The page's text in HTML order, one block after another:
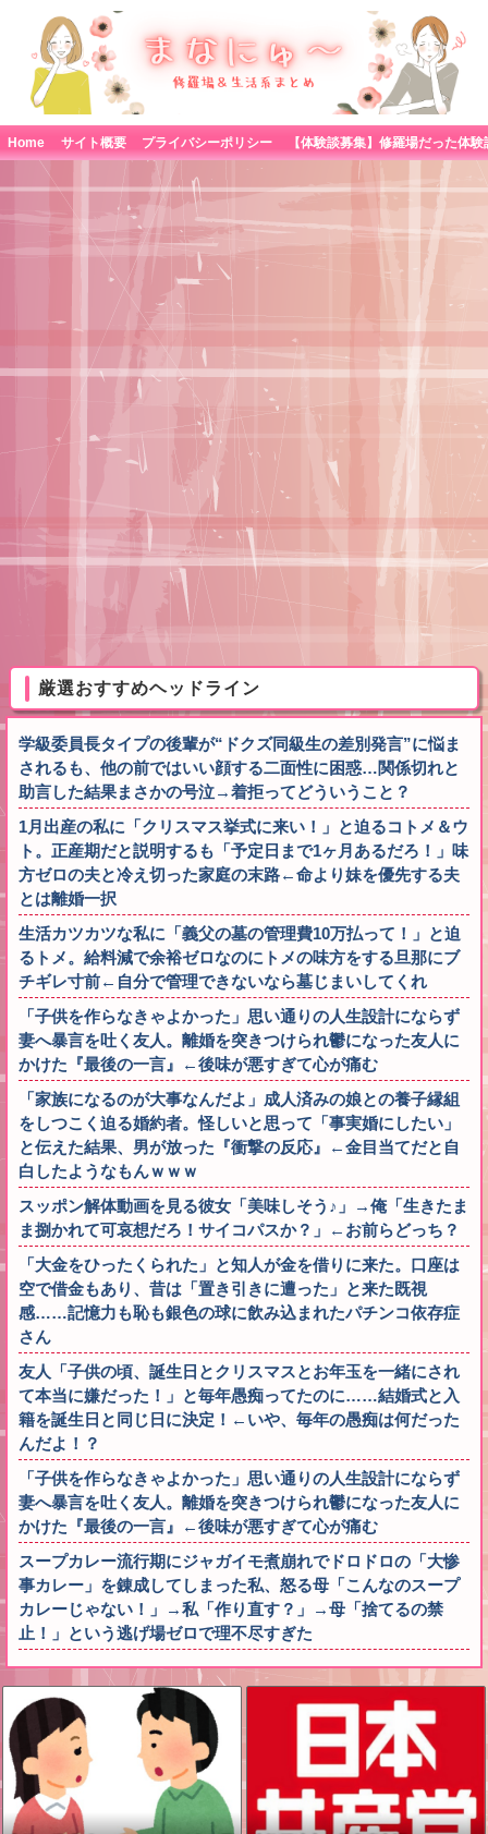
Home サイト概要 プライバシーポリシー
厳選おすすめヘッドライン
学級委員長タイプの後輩が“ドクズ同級生の差別発言”に悩ま
されるも、他の前ではいい顔する二面性に困惑…関係切れと
助言した結果まさかの号泣→着拒ってどういうこと？
1月出産の私に「クリスマス挙式に来い！」と迫るコトメ＆ウ
ト。正産期だと説明するも「予定日まで1ヶ月あるだろ！」味
方ゼロの夫と冷え切った家庭の末路←命より妹を優先する夫
とは離婚一択
生活カツカツな私に「義父の墓の管理費10万払って！」と迫
るトメ。給料減で余裕ゼロなのにトメの味方をする旦那にブ
チギレ寸前←自分で管理できないなら墓じまいしてくれ
「子供を作らなきゃよかった」思い通りの人生設計にならず
妻へ暴言を吐く友人。離婚を突きつけられ鬱になった友人に
かけた『最後の一言』←後味が悪すぎて心が痛む
「家族になるのが大事なんだよ」成人済みの娘との養子縁組
をしつこく迫る婚約者。怪しいと思って「事実婚にしたい」
と伝えた結果、男が放った『衝撃の反応』←金目当てだと自
白したようなもんｗｗｗ
スッポン解体動画を見る彼女「美味しそう♪」→俺「生きたま
ま捌かれて可哀想だろ！サイコパスか？」←お前らどっち？
「大金をひったくられた」と知人が金を借りに来た。口座は
空で借金もあり、昔は「置き引きに遭った」と来た既視
感……記憶力も恥も銀色の球に飲み込まれたパチンコ依存症
さん
友人「子供の頃、誕生日とクリスマスとお年玉を一緒にされ
て本当に嫌だった！」と毎年愚痴ってたのに……結婚式と入
籍を誕生日と同じ日に決定！←いや、毎年の愚痴は何だった
んだよ！？
「子供を作らなきゃよかった」思い通りの人生設計にならず
妻へ暴言を吐く友人。離婚を突きつけられ鬱になった友人に
かけた『最後の一言』←後味が悪すぎて心が痛む
スープカレー流行期にジャガイモ煮崩れでドロドロの「大惨
事カレー」を錬成してしまった私、怒る母「こんなのスープ
カレーじゃない！」→私「作り直す？」→母「捨てるの禁
止！」という逃げ場ゼロで理不尽すぎた